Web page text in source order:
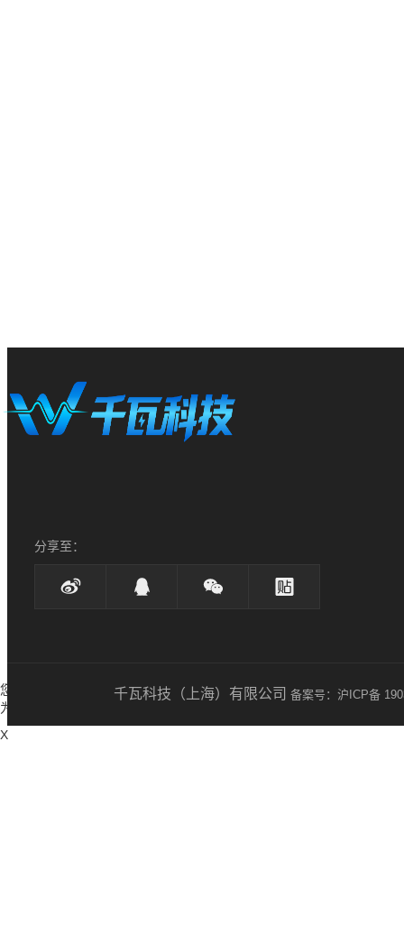
分享至：
千瓦科技（上海）有限公司备案号：沪ICP备
您所计算出的排碳量为：kg
为了抵消 您的碳足迹，需种树
X